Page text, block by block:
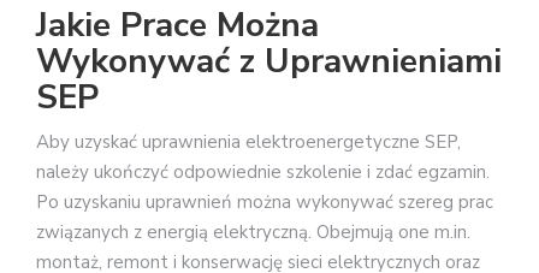
Jakie Prace Można
Wykonywać z Uprawnieniami
SEP
Aby uzyskać uprawnienia elektroenergetyczne SEP,
należy ukończyć odpowiednie szkolenie i zdać egzamin.
Po uzyskaniu uprawnień można wykonywać szereg prac
związanych z energią elektryczną. Obejmują one m.in.
montaż, remont i konserwację sieci elektrycznych oraz